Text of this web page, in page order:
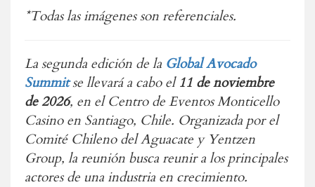
*Todas las imágenes son referenciales.
La segunda edición de la Global Avocado
Summitse llevará a cabo el11 de noviembre
de 2026, en el Centro de Eventos Monticello
Casino en Santiago, Chile. Organizada por el
Comité Chileno del Aguacate y Yentzen
Group, la reunión busca reunir a los principales
actores de una industria en crecimiento.